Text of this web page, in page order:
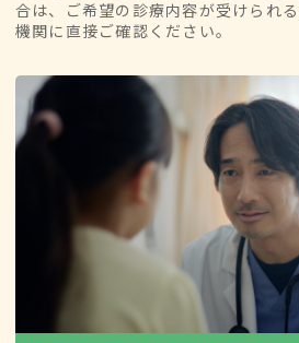
合は、ご希望の診療内容が受けられ
機関に直接ご確認ください。